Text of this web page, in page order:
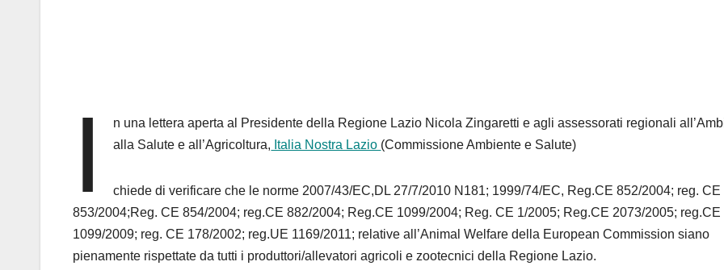
I
n una lettera aperta al Presidente della Regione Lazio Nicola Zingaretti e agli assessorati regionali
alla Salute e all’Agricoltura, Italia Nostra Lazio (Commissione Ambiente e Salute)
chiede di verificare che le norme 2007/43/EC,DL 27/7/2010 N181; 1999/74/EC, Reg.CE 852/2004; reg. CE
853/2004;Reg. CE 854/2004; reg.CE 882/2004; Reg.CE 1099/2004; Reg. CE 1/2005; Reg.CE 2073/2005; reg.CE
1099/2009; reg. CE 178/2002; reg.UE 1169/2011; relative all’Animal Welfare della European Commission siano
pienamente rispettate da tutti i produttori/allevatori agricoli e zootecnici della Regione Lazio.